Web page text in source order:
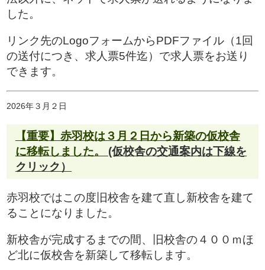
した。
リンク先のLogoフォームからPDFファイル（1回
の送付につき、求人票5件迄）で求人票をお送り
できます。
2026年３月２日
【重要】赤羽校は３月２日から新築の仮校舎
に移転しました。
(仮校舎の交通案内は下線を
クリック）
赤羽校ではこの度旧校舎を建て直し新校舎を建て
ることになりました。
新校舎が完成するまでの間、旧校舎の４００ｍほ
ど北に仮校舎を新築して移転します。